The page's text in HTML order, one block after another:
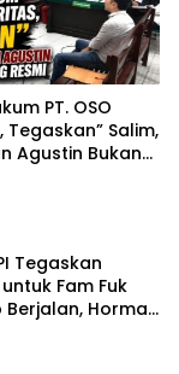
PT. OSO
Tegaskan” Salim,
Agustin Bukan
Tegaskan
Fam Fuk
Berjalan, Hormati
Pemeriksaan